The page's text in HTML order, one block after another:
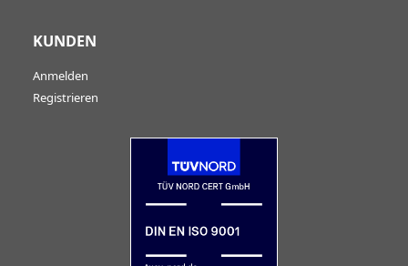
KUNDEN
Anmelden
Registrieren